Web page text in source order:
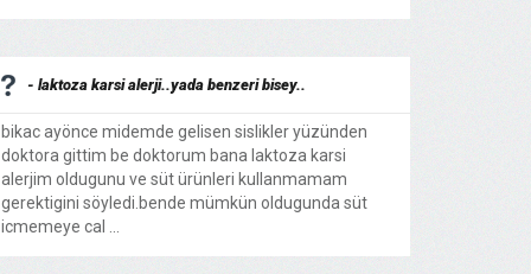
- laktoza karsi alerji..yada benzeri bisey..
bikac ayönce midemde gelisen sislikler yüzünden
doktora gittim be doktorum bana laktoza karsi
alerjim oldugunu ve süt ürünleri kullanmamam
gerektigini söyledi.bende mümkün oldugunda süt
icmemeye cal ...